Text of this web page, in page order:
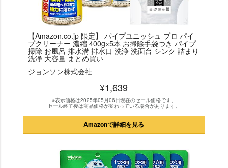
【Amazon.co.jp 限定】 パイプユニッシュ プロ パイ
プクリーナー 濃縮 400g×5本 お掃除手袋つき パイプ
掃除 お風呂 排水溝 排水口 洗浄 洗面台 シンク 詰まり
洗浄 大容量 まとめ買い
ジョンソン株式会社
¥1,639
※表示価格は2025年05月06日現在のセール価格です。
セール終了後は商品価格が変わっている場合があります。
Amazonで詳細を見る